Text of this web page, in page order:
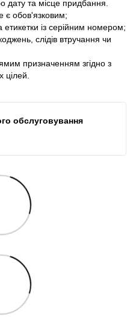
дату та місце придбання.
є обов'язковим;
із серійним номером;
слідів втручання чи
призначенням згідно з
цілей.
обслуговування